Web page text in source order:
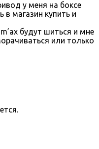
у меня на боксе
в магазин купить и
будут шиться и мне
или только